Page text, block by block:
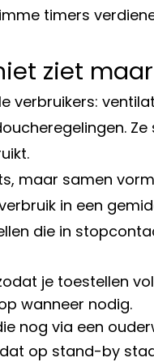
timers
ziet
verbruikers:
maar samen
in een
die in
je toestellen
wanneer nodig.
nog via een
dat op stand-by